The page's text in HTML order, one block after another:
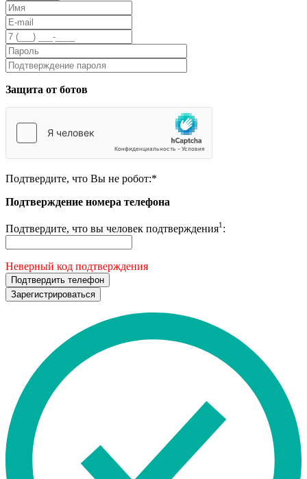
Защита от ботов
Подтвердите, что Вы не робот:*
Подтверждение номера телефона
Подтвердите, что вы человек подтверждения1 :
Неверный код подтверждения
Подтвердить телефон
Зарегистрироваться